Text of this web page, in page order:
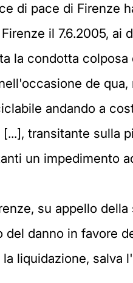
di pace di Firenze
il 7.6.2005, ai
la condotta
de
andando a
transitante sulla
un impedimento
su appello
del danno in favore
liquidazione, salva